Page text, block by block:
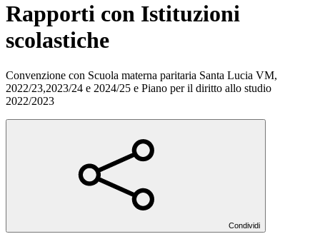
Rapporti con Istituzioni
scolastiche
Convenzione con Scuola materna paritaria Santa Lucia VM,
2022/23,2023/24 e 2024/25 e Piano per il diritto allo studio
2022/2023
Condividi